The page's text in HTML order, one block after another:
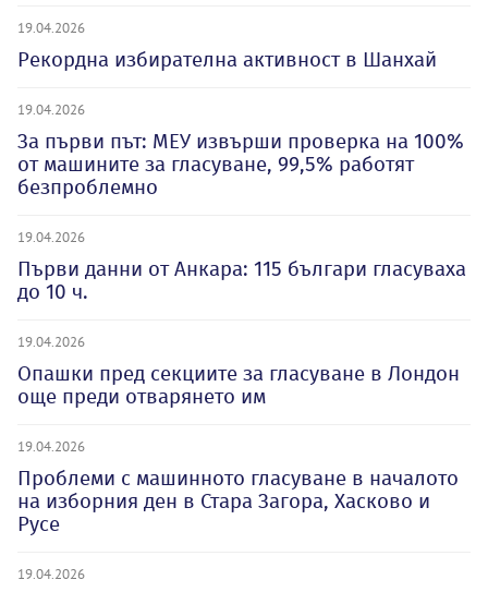
19.04.2026
Рекордна избирателна активност в Шанхай
19.04.2026
За първи път: МЕУ извърши проверка на 100%
от машините за гласуване, 99,5% работят
безпроблемно
19.04.2026
Първи данни от Анкара: 115 българи гласуваха
до 10 ч.
19.04.2026
Опашки пред секциите за гласуване в Лондон
още преди отварянето им
19.04.2026
Проблеми с машинното гласуване в началото
на изборния ден в Стара Загора, Хасково и
Русе
19.04.2026